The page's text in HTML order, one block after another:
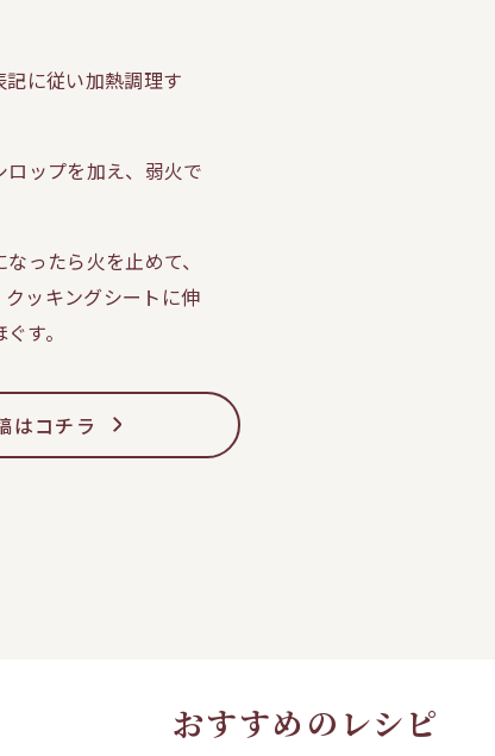
に従い加熱調理す
ップを加え、弱火で
ったら火を止めて、
ッキングシートに伸
す。
はコチラ
おすすめのレシピ